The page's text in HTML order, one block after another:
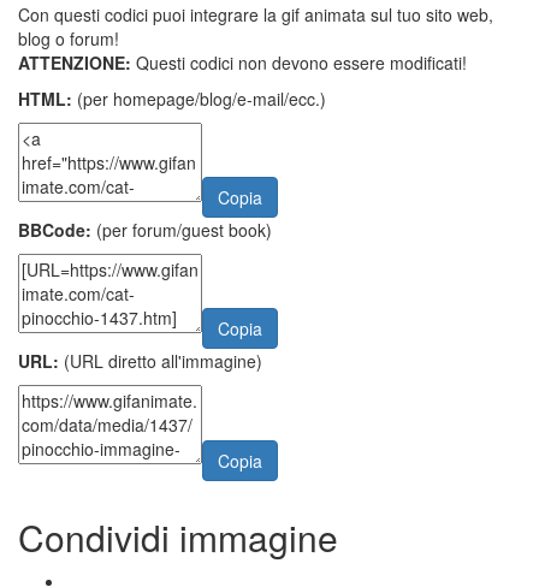
Con questi codici puoi integrare la gif animata sul tuo sito web,
blog o forum!
ATTENZIONE: Questi codici non devono essere modificati!
HTML: (per homepage/blog/e-mail/ecc.)
Copia
BBCode: (per forum/guest book)
Copia
URL: (URL diretto all'immagine)
Copia
Condividi immagine